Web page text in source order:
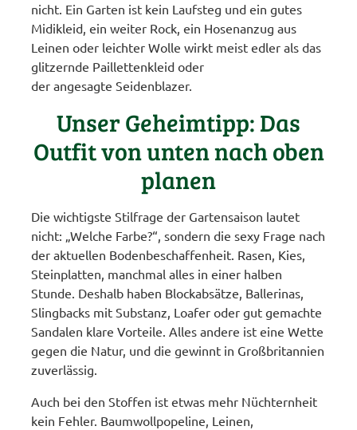
nicht. Ein Garten ist kein Laufsteg und ein gutes
Midikleid, ein weiter Rock, ein Hosenanzug aus
Leinen oder leichter Wolle wirkt meist edler als das
glitzernde Paillettenkleid oder
der angesagte Seidenblazer.
Unser Geheimtipp: Das
Outfit von unten nach oben
planen
Die wichtigste Stilfrage der Gartensaison lautet
nicht: „Welche Farbe?“, sondern die sexy Frage nach
der aktuellen Bodenbeschaffenheit. Rasen, Kies,
Steinplatten, manchmal alles in einer halben
Stunde. Deshalb haben Blockabsätze, Ballerinas,
Slingbacks mit Substanz, Loafer oder gut gemachte
Sandalen klare Vorteile. Alles andere ist eine Wette
gegen die Natur, und die gewinnt in Großbritannien
zuverlässig.
Auch bei den Stoffen ist etwas mehr Nüchternheit
kein Fehler. Baumwollpopeline, Leinen,